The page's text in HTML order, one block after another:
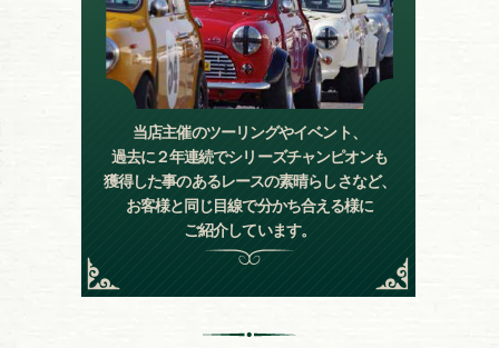
当店主催のツーリングやイベント、
過去に２年連続でシリーズチャンピオンも
獲得した事のあるレースの素晴らしさなど、
お客様と同じ目線で分かち合える様に
ご紹介しています。